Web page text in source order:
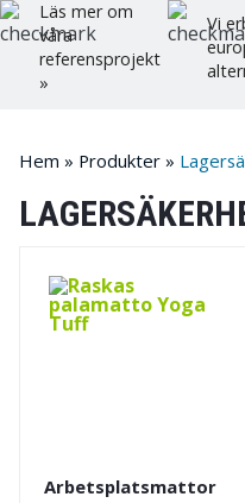
Läs mer om
våra
referensprojekt
»
Vi
Hem » Produkter »
Arbetsplatsmattor